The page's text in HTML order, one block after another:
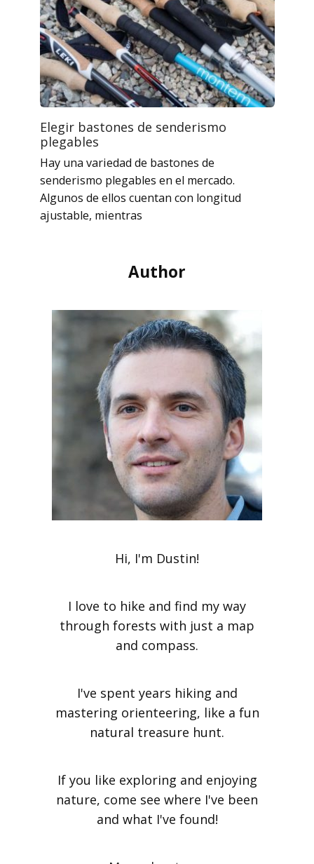
Elegir bastones de senderismo
plegables
Hay una variedad de bastones de
senderismo plegables en el mercado.
Algunos de ellos cuentan con longitud
ajustable, mientras
Author
Hi, I'm Dustin!
I love to hike and find my way
through forests with just a map
and compass.
I've spent years hiking and
mastering orienteering, like a fun
natural treasure hunt.
If you like exploring and enjoying
nature, come see where I've been
and what I've found!